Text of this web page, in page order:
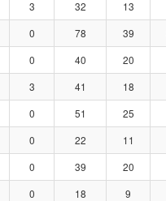
3 32 13
0 78 39
0 40 20
3 41 18
0 51 25
0 22 11
0 39 20
0 18 9